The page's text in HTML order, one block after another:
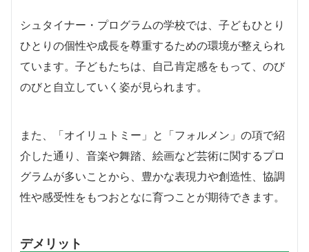
シュタイナー・プログラムの学校では、子どもひとり
ひとりの個性や成長を尊重するための環境が整えられ
ています。子どもたちは、自己肯定感をもって、のび
のびと自立していく姿が見られます。
また、「オイリュトミー」と「フォルメン」の項で紹
介した通り、音楽や舞踏、絵画など芸術に関するプロ
グラムが多いことから、豊かな表現力や創造性、協調
性や感受性をもつおとなに育つことが期待できます。
デメリット